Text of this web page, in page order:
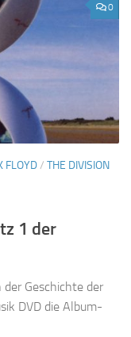
0
FLOYD/ THE DIVISION
1 der
Geschichte der
DVD die Album-